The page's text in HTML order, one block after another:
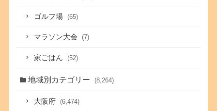
ゴルフ場 (65)
マラソン大会 (7)
家ごはん (52)
地域別カテゴリー (8,264)
大阪府 (6,474)